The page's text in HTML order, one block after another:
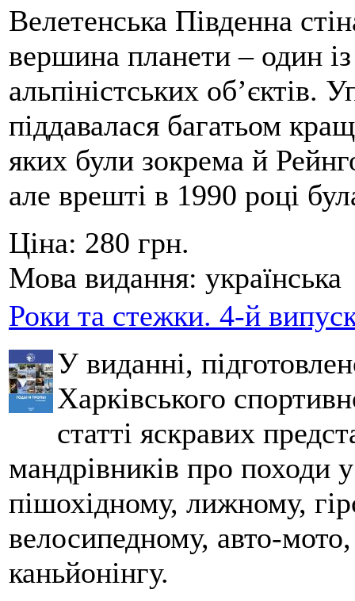
Велетенська Південна
вершина планети – один
альпіністських об’єктів.
піддавалася багатьом
яких були зокрема й
але врешті в 1990 році
Ціна: 280 грн.
Мова видання: українська
Роки та стежки. 4-й
У виданні,
Харківського
статті яскравих
мандрівників про походи
пішохідному, лижному,
велосипедному, авто-
каньйонінгу.